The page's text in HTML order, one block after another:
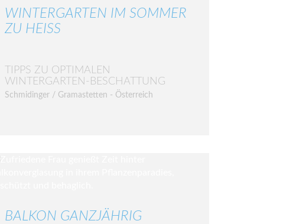
WINTERGARTEN IM SOMMER
ZU HEISS
TIPPS ZU OPTIMALEN
WINTERGARTEN-BESCHATTUNG
Schmidinger / Gramastetten - Österreich
BALKON GANZJÄHRIG